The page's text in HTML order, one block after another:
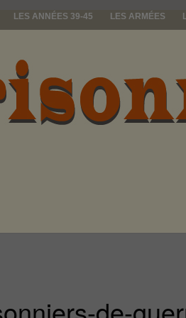
LES ANNÉES 39-45 LES ARMÉES